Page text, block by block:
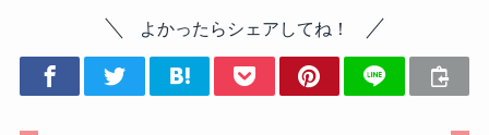
よかったらシェアしてね！